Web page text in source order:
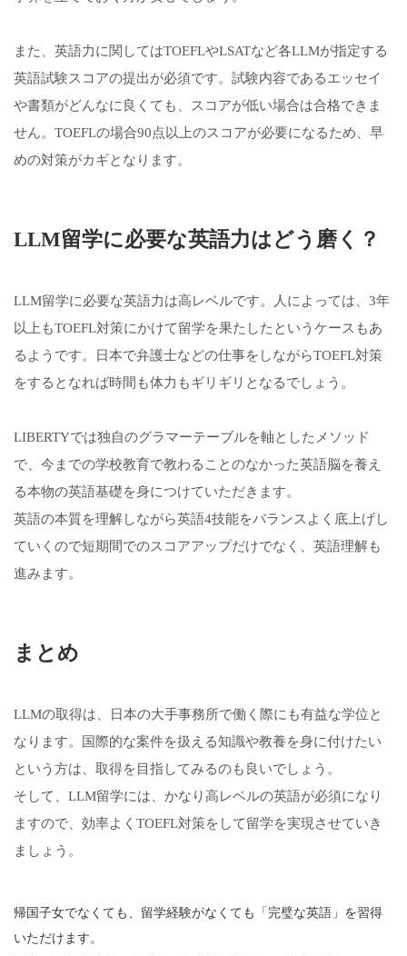
また、英語力に関してはTOEFLやLSATなど各LLMが指定する
英語試験スコアの提出が必須です。試験内容であるエッセイ
や書類がどんなに良くても、スコアが低い場合は合格できま
せん。TOEFLの場合90点以上のスコアが必要になるため、早
めの対策がカギとなります。
LLM留学に必要な英語力はどう磨く？
LLM留学に必要な英語力は高レベルです。人によっては、3年
以上もTOEFL対策にかけて留学を果たしたというケースもあ
るようです。日本で弁護士などの仕事をしながらTOEFL対策
をするとなれば時間も体力もギリギリとなるでしょう。
LIBERTYでは独自のグラマーテーブルを軸としたメソッド
で、今までの学校教育で教わることのなかった英語脳を養え
る本物の英語基礎を身につけていただきます。
英語の本質を理解しながら英語4技能をバランスよく底上げし
ていくので短期間でのスコアアップだけでなく、英語理解も
進みます。
まとめ
LLMの取得は、日本の大手事務所で働く際にも有益な学位と
なります。国際的な案件を扱える知識や教養を身に付けたい
という方は、取得を目指してみるのも良いでしょう。
そして、LLM留学には、かなり高レベルの英語が必須になり
ますので、効率よくTOEFL対策をして留学を実現させていき
ましょう。
帰国子女でなくても、留学経験がなくても「完璧な英語」を習得
いただけます。